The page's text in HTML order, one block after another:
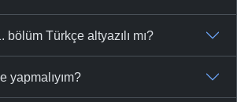
bölüm Türkçe altyazılı mı?
yapmalıyım?